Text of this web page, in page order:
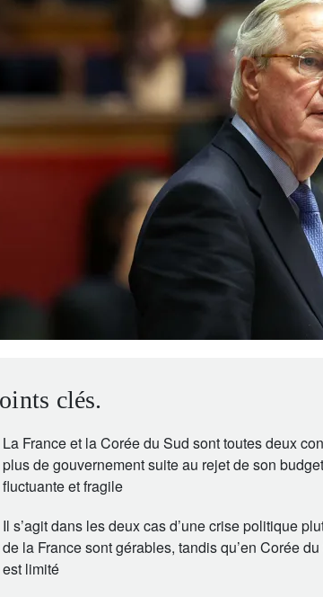
clés.
La France et la Corée du Sud sont toutes deux
plus de gouvernement suite au rejet de son
fluctuante et fragile
Il s’agit dans les deux cas d’une crise politique
de la France sont gérables, tandis qu’en Corée
est limité